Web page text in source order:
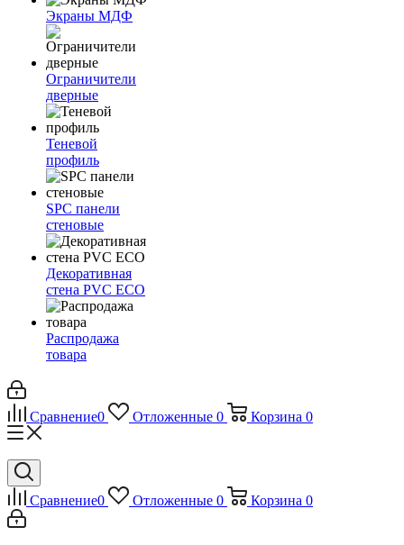
Экраны МДФ
Ограничители
дверные
Теневой
профиль
SPC панели
стеновые
Декоративная
стена PVC ECO
Распродажа
товара
Сравнение0 Отложенные 0 Корзина 0
Сравнение0 Отложенные 0 Корзина 0